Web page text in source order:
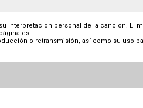
interpretación personal de la canción. El
página es
o retransmisión, así como su uso